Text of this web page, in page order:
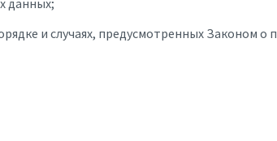
данных;
и случаях, предусмотренных Законом о